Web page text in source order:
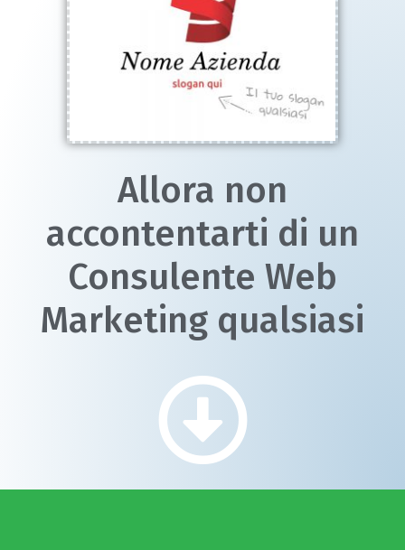
Allora non
accontentarti di un
Consulente Web
Marketing qualsiasi